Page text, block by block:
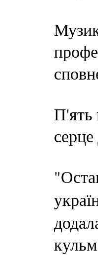
П'ять
серце